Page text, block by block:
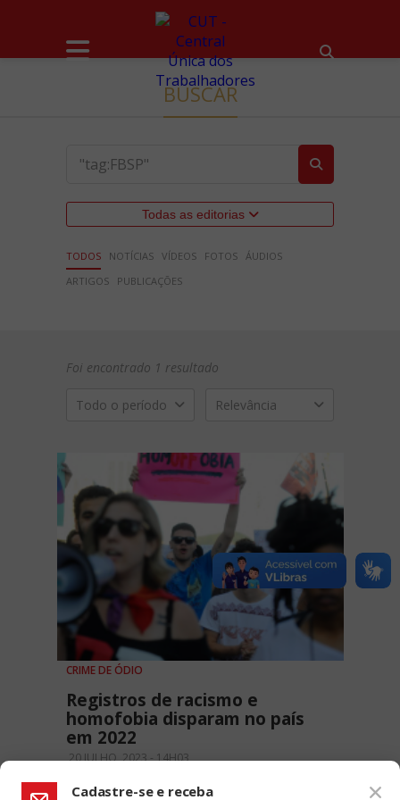
BUSCAR
Todas as editorias
TODOS NOTÍCIAS VÍDEOS FOTOS ÁUDIOS
ARTIGOS
PUBLICAÇÕES
Foi encontrado 1 resultado
Todo o período Relevância
CRIME DE ÓDIO
Registros de racismo e
homofobia disparam no país
em 2022
20 JULHO, 2023 - 14H03
Cadastre-se e receba